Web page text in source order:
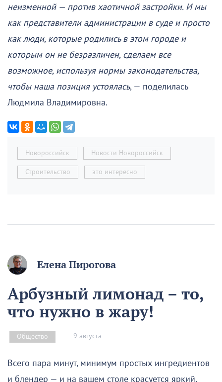
неизменной — против хаотичной застройки. И мы
как представители администрации в суде и просто
как люди, которые родились в этом городе и
которым он не безразличен, сделаем все
возможное, используя нормы законодательства,
чтобы наша позиция устоялась, — поделилась
Людмила Владимировна.
Новороссийск Новости Новороссийск
Строительство это интересно
Елена Пирогова
Арбузный лимонад – то,
что нужно в жару!
Общество 9 августа
Всего пара минут, минимум простых ингредиентов
и блендер — и на вашем столе красуется яркий,